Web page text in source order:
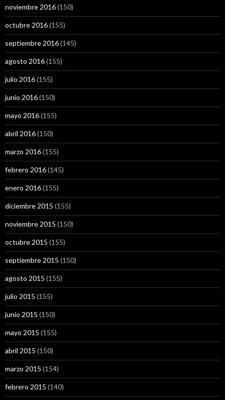
noviembre 2016(150)
octubre 2016(155)
septiembre 2016(145)
agosto 2016(155)
julio 2016(155)
junio 2016(150)
mayo 2016(155)
abril 2016(150)
marzo 2016(155)
febrero 2016(145)
enero 2016(155)
diciembre 2015 (155)
noviembre 2015 (150)
octubre 2015 (155)
septiembre 2015 (150)
agosto 2015 (155)
julio 2015 (155)
junio 2015 (150)
mayo 2015 (155)
abril 2015 (150)
marzo 2015 (154)
febrero 2015 (140)